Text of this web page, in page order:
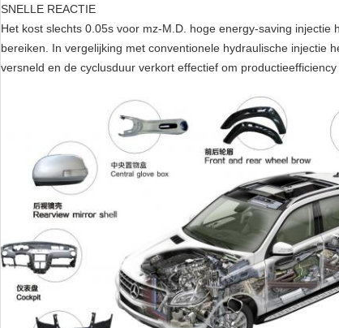
SNELLE REACTIE
Het kost slechts 0.05s voor mz-M.D. hoge energy-saving
bereiken. In vergelijking met conventionele hydraulische injectie
versneld en de cyclusduur verkort effectief om productieefficiency